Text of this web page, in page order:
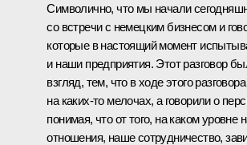
Символично, что мы начали
со встречи с немецким бизнесом и
которые в настоящий момент
и наши предприятия. Этот разговор
взгляд, тем, что в ходе этого
на каких‑то мелочах, а говорили о
понимая, что от того, на каком уровне
отношения, наше сотрудничество,